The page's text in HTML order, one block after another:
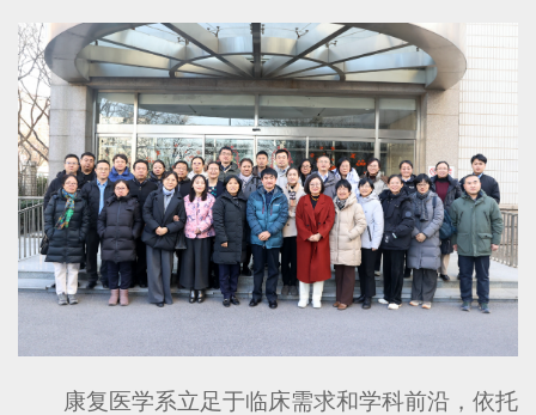
康复医学系立足于临床需求和学科前沿，依托